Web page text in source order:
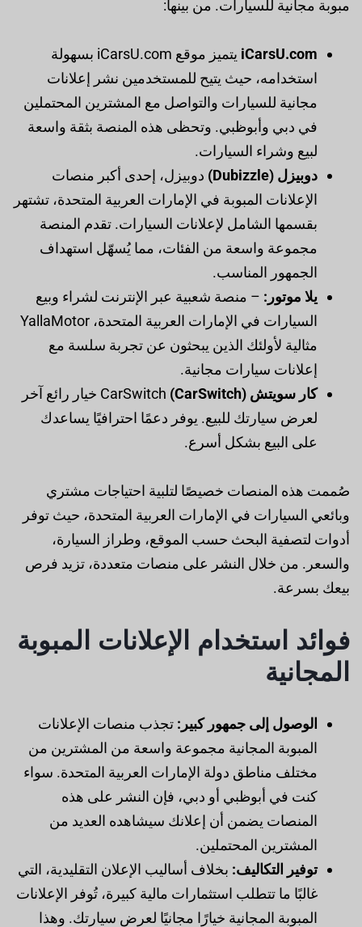
مبوبة مجانية للسيارات. من بينها:
iCarsU.com
يتميز موقع iCarsU.com بسهولة
استخدامه، حيث يتيح للمستخدمين نشر إعلانات
مجانية للسيارات والتواصل مع المشترين المحتملين
في دبي وأبوظبي. وتحظى هذه المنصة بثقة واسعة
لبيع وشراء السيارات.
دوبيزل (Dubizzle)
دوبيزل، إحدى أكبر منصات
الإعلانات المبوبة في الإمارات العربية المتحدة، تشتهر
بقسمها الشامل لإعلانات السيارات. تقدم المنصة
مجموعة واسعة من الفئات، مما يُسهّل استهداف
الجمهور المناسب.
يلا موتور: – منصة شعبية عبر الإنترنت لشراء وبيع
السيارات في الإمارات العربية المتحدة، YallaMotor
مثالية لأولئك الذين يبحثون عن تجربة سلسة مع
إعلانات سيارات مجانية.
كار سويتش (CarSwitch)
CarSwitch خيار رائع آخر
لعرض سيارتك للبيع. يوفر دعمًا احترافيًا يساعدك
على البيع بشكل أسرع.
صُممت هذه المنصات خصيصًا لتلبية احتياجات مشتري
وبائعي السيارات في الإمارات العربية المتحدة، حيث توفر
أدوات لتصفية البحث حسب الموقع، وطراز السيارة،
والسعر. من خلال النشر على منصات متعددة، تزيد فرص
بيعك بسرعة.
فوائد استخدام الإعلانات المبوبة
المجانية
الوصول إلى جمهور كبير: تجذب منصات الإعلانات
المبوبة المجانية مجموعة واسعة من المشترين من
مختلف مناطق دولة الإمارات العربية المتحدة. سواء
كنت في أبوظبي أو دبي، فإن النشر على هذه
المنصات يضمن أن إعلانك سيشاهده العديد من
المشترين المحتملين.
توفير التكاليف: بخلاف أساليب الإعلان التقليدية، التي
غالبًا ما تتطلب استثمارات مالية كبيرة، تُوفر الإعلانات
المبوبة المجانية خيارًا مجانيًا لعرض سيارتك. وهذا